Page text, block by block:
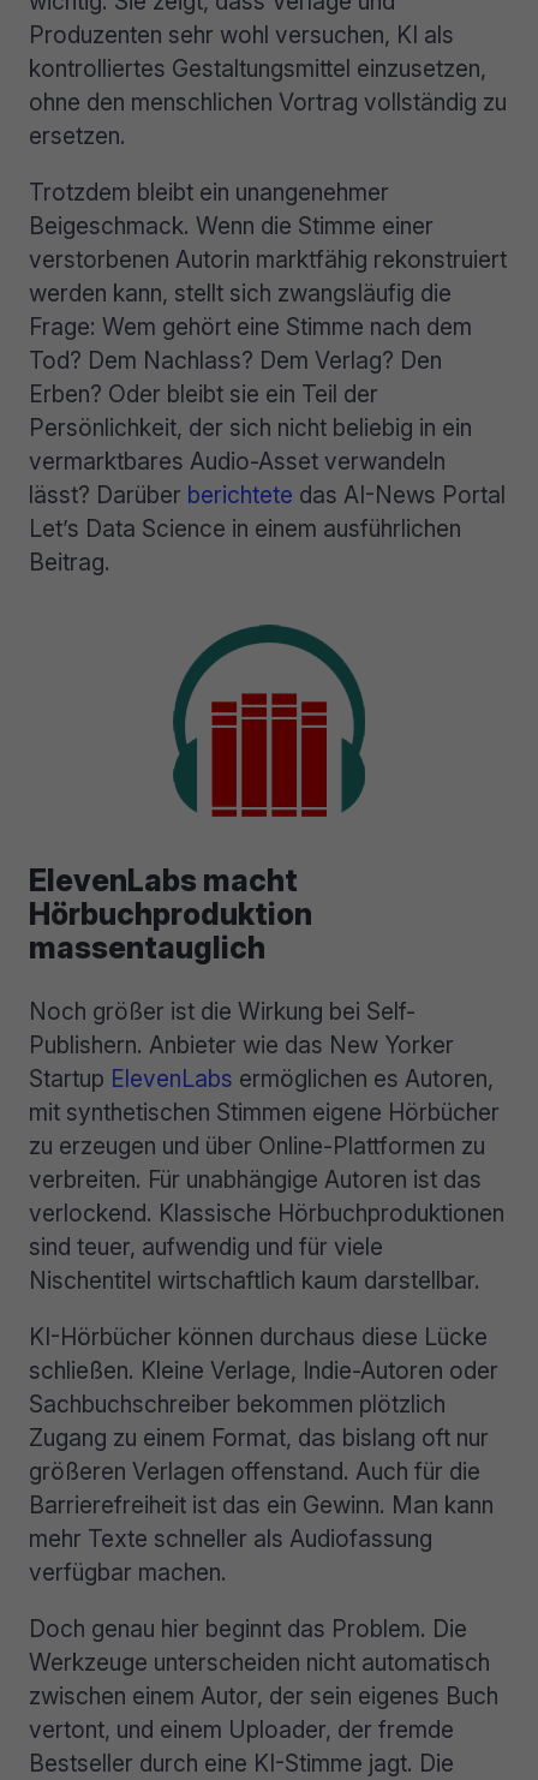
Produzenten sehr wohl versuchen, KI als
kontrolliertes Gestaltungsmittel einzusetzen,
ohne den menschlichen Vortrag vollständig zu
ersetzen.
Trotzdem bleibt ein unangenehmer
Beigeschmack. Wenn die Stimme einer
verstorbenen Autorin marktfähig rekonstruiert
werden kann, stellt sich zwangsläufig die
Frage: Wem gehört eine Stimme nach dem
Tod? Dem Nachlass? Dem Verlag? Den
Erben? Oder bleibt sie ein Teil der
Persönlichkeit, der sich nicht beliebig in ein
vermarktbares Audio-Asset verwandeln
lässt? Darüber berichtete das AI-News Portal
Let’s Data Science in einem ausführlichen
Beitrag.
ElevenLabs macht
Hörbuchproduktion
massentauglich
Noch größer ist die Wirkung bei Self-
Publishern. Anbieter wie das New Yorker
Startup ElevenLabs ermöglichen es Autoren,
mit synthetischen Stimmen eigene Hörbücher
zu erzeugen und über Online-Plattformen zu
verbreiten. Für unabhängige Autoren ist das
verlockend. Klassische Hörbuchproduktionen
sind teuer, aufwendig und für viele
Nischentitel wirtschaftlich kaum darstellbar.
KI-Hörbücher können durchaus diese Lücke
schließen. Kleine Verlage, Indie-Autoren oder
Sachbuchschreiber bekommen plötzlich
Zugang zu einem Format, das bislang oft nur
größeren Verlagen offenstand. Auch für die
Barrierefreiheit ist das ein Gewinn. Man kann
mehr Texte schneller als Audiofassung
verfügbar machen.
Doch genau hier beginnt das Problem. Die
Werkzeuge unterscheiden nicht automatisch
zwischen einem Autor, der sein eigenes Buch
vertont, und einem Uploader, der fremde
Bestseller durch eine KI-Stimme jagt. Die